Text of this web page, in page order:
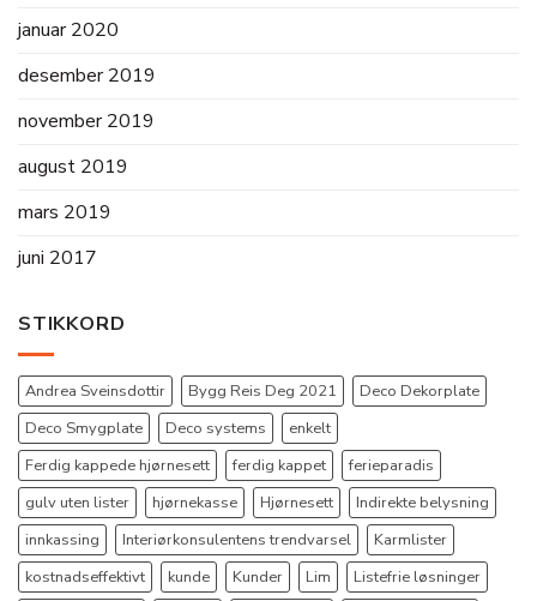
januar 2020
desember 2019
november 2019
august 2019
mars 2019
juni 2017
STIKKORD
Andrea Sveinsdottir Bygg Reis Deg 2021
Deco Dekorplate
Deco Smygplate
Deco systems
enkelt
Ferdig kappede hjørnesett
ferdig kappet
ferieparadis
gulv uten lister
hjørnekasse Hjørnesett
Indirekte belysning
innkassing
Interiørkonsulentens trendvarsel
Karmlister
kostnadseffektivt
kunde Kunder Lim
Listefrie løsninger